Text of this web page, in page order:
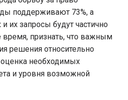
поддерживают 73%, а
их запросы будут частично
время, признать, что важным
решения относительно
оценка необходимых
и уровня возможной